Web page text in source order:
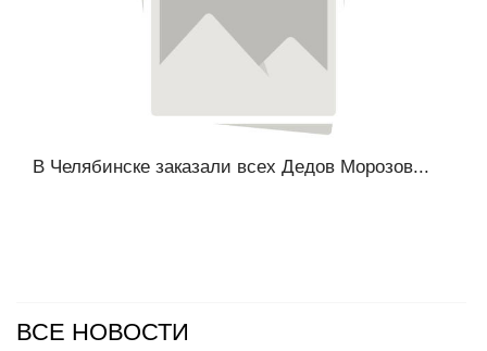
В Челябинске заказали всех Дедов Морозов...
ВСЕ НОВОСТИ